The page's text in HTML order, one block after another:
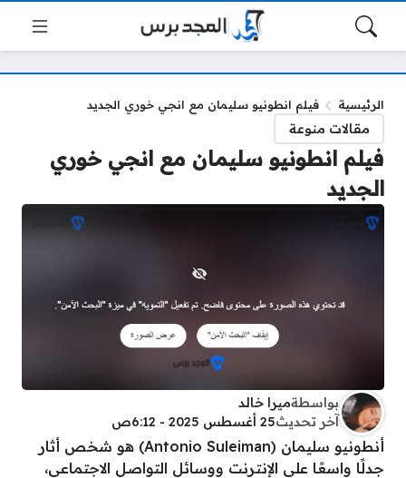
الرئيسية فيلم انطونيو سليمان مع انجي خوري الجديد
مقالات منوعة
فيلم انطونيو سليمان مع انجي خوري
الجديد
بواسطةميرا خالد
آخر تحديث25 أغسطس 2025 - 6:12ص
أنطونيو سليمان (Antonio Suleiman) هو شخص أثار
جدلًا واسعًا على الإنترنت ووسائل التواصل الاجتماعي،